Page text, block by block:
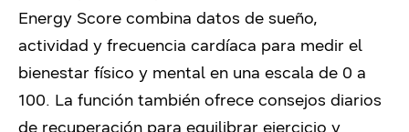
Energy Score combina datos de sueño,
actividad y frecuencia cardíaca para medir el
bienestar físico y mental en una escala de 0 a
100. La función también ofrece consejos diarios
de recuperación para equilibrar ejercicio y